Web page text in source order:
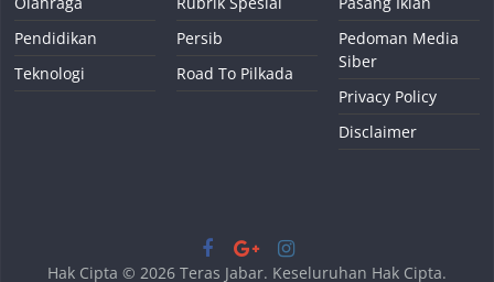
Pendidikan
Teknologi
Persib
Road To Pilkada
Pedoman Media
Siber
Privacy Policy
Disclaimer
Hak Cipta © 2026 Teras Jabar. Keseluruhan Hak Cipta.